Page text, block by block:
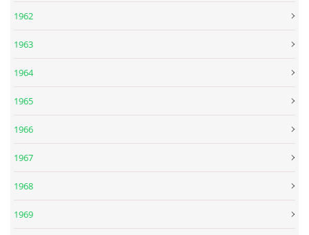
SKLADBY + INFO + AKORDY
BEATLES MONTHLY BOOK
KNIHY O BEATLES II
1962
1963
1964
1965
1966
1967
1968
1969